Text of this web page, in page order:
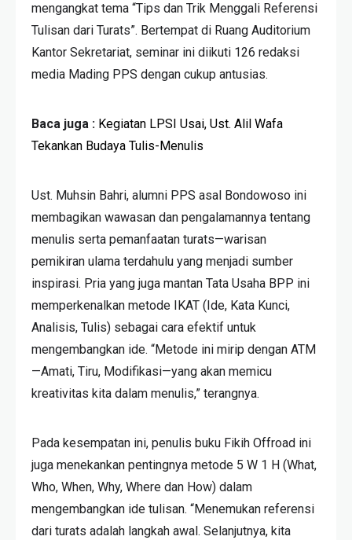
mengangkat tema “Tips dan Trik Menggali Referensi
Tulisan dari Turats”. Bertempat di Ruang Auditorium
Kantor Sekretariat, seminar ini diikuti 126 redaksi
media Mading PPS dengan cukup antusias.
Baca juga : Kegiatan LPSI Usai, Ust. Alil Wafa
Tekankan Budaya Tulis-Menulis
Ust. Muhsin Bahri, alumni PPS asal Bondowoso ini
membagikan wawasan dan pengalamannya tentang
menulis serta pemanfaatan turats—warisan
pemikiran ulama terdahulu yang menjadi sumber
inspirasi. Pria yang juga mantan Tata Usaha BPP ini
memperkenalkan metode IKAT (Ide, Kata Kunci,
Analisis, Tulis) sebagai cara efektif untuk
mengembangkan ide. “Metode ini mirip dengan ATM
—Amati, Tiru, Modifikasi—yang akan memicu
kreativitas kita dalam menulis,” terangnya.
Pada kesempatan ini, penulis buku Fikih Offroad ini
juga menekankan pentingnya metode 5 W 1 H (What,
Who, When, Why, Where dan How) dalam
mengembangkan ide tulisan. “Menemukan referensi
dari turats adalah langkah awal. Selanjutnya, kita